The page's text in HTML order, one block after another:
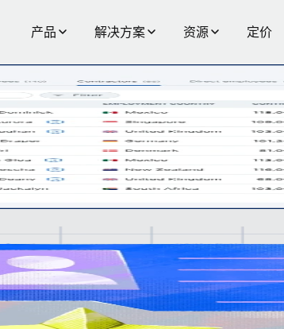
产品 解决方案 资源 定价
工管
分类的赔偿保障。
誉损
体